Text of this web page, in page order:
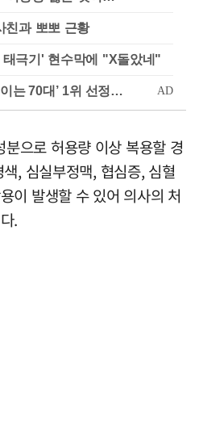
친과 뽀뽀 근황
극기' 현수막에 "X돌았네"
으로 허용량 이상 복용할 경
, 심실부정맥, 협심증, 심혈
이 발생할 수 있어 의사의 처
.